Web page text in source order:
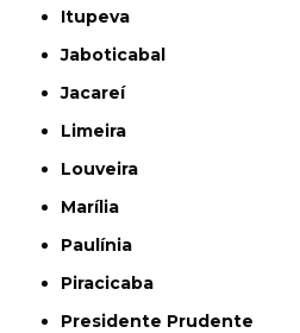
Itupeva
Jaboticabal
Jacareí
Limeira
Louveira
Marília
Paulínia
Piracicaba
Presidente Prudente